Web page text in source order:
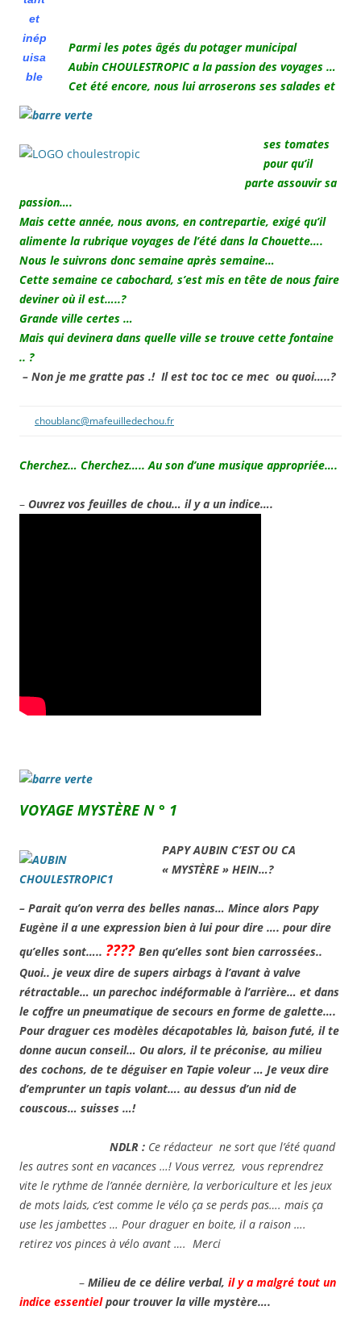
Parmi les potes âgés du potager municipal
Aubin CHOULESTROPIC a la passion des voyages …
Cet été encore, nous lui arroserons ses salades et
ses tomates
pour qu’il
parte assouvir sa
passion….
Mais cette année, nous avons, en contrepartie, exigé qu’il
alimente la rubrique voyages de l’été dans la Chouette….
Nous le suivrons donc semaine après semaine…
Cette semaine ce cabochard, s’est mis en tête de nous faire
deviner où il est…..?
Grande ville certes …
Mais qui devinera dans quelle ville se trouve cette fontaine
.. ?
– Non je me gratte pas .! Il est toc toc ce mec ou quoi…..?
choublanc@mafeuilledechou.fr
Cherchez… Cherchez….. Au son d’une musique appropriée….
– Ouvrez vos feuilles de chou… il y a un indice….
VOYAGE MYSTÈRE N ° 1
PAPY AUBIN C’EST OU CA
« MYSTÈRE » HEIN…?
– Parait qu’on verra des belles nanas… Mince alors Papy
Eugène il a une expression bien à lui pour dire …. pour dire
qu’elles sont….. ???? Ben qu’elles sont bien carrossées..
Quoi.. je veux dire de supers airbags à l’avant à valve
rétractable… un parechoc indéformable à l’arrière… et dans
le coffre un pneumatique de secours en forme de galette….
Pour draguer ces modèles décapotables là, baison futé, il te
donne aucun conseil… Ou alors, il te préconise, au milieu
des cochons, de te déguiser en Tapie voleur … Je veux dire
d’emprunter un tapis volant…. au dessus d’un nid de
couscous… suisses …!
NDLR : Ce rédacteur ne sort que l’été quand
les autres sont en vacances …! Vous verrez, vous reprendrez
vite le rythme de l’année dernière, la verboriculture et les jeux
de mots laids, c’est comme le vélo ça se perds pas…. mais ça
use les jambettes … Pour draguer en boite, il a raison ….
retirez vos pinces à vélo avant …. Merci
– Milieu de ce délire verbal, il y a malgré tout un
indice essentielpour trouver la ville mystère….